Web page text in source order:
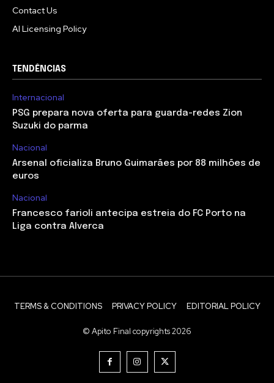
Contact Us
AI Licensing Policy
TENDÊNCIAS
Internacional
PSG prepara nova oferta para guarda-redes Zion
Suzuki do parma
Nacional
Arsenal oficializa Bruno Guimarães por 88 milhões de
euros
Nacional
Francesco farioli antecipa estreia do FC Porto na
Liga contra Alverca
TERMS & CONDITIONS PRIVACY POLICY EDITORIAL POLICY
© Apito Final copyrights 2026